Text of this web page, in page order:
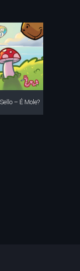
– É Mole?